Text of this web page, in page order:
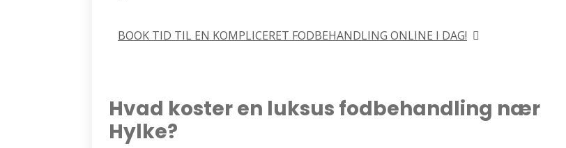
BOOK TID TIL EN KOMPLICERET FODBEHANDLING ONLINE I DAG!
Hvad koster en luksus fodbehandling nær
Hylke?